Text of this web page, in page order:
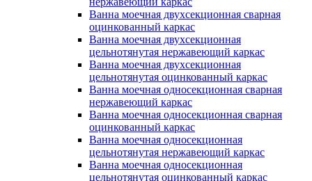
Ванна моечная двухсекционная сварная
оцинкованный каркас
Ванна моечная двухсекционная
цельнотянутая нержавеющий каркас
Ванна моечная двухсекционная
цельнотянутая оцинкованный каркас
Ванна моечная односекционная сварная
нержавеющий каркас
Ванна моечная односекционная сварная
оцинкованный каркас
Ванна моечная односекционная
цельнотянутая нержавеющий каркас
Ванна моечная односекционная
цельнотянутая оцинкованный каркас